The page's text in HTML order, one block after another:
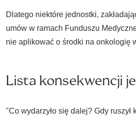
Dlatego niektóre jednostki,
umów w ramach Funduszu
nie aplikować o środki na onkologię
Lista konsekwencji
"Co wydarzyło się dalej? Gdy ruszył